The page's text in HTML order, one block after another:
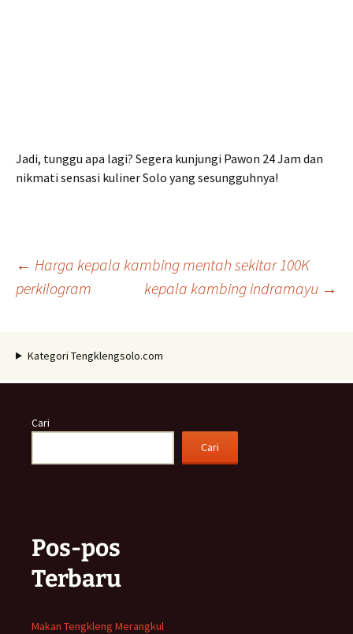
Jadi, tunggu apa lagi? Segera kunjungi Pawon 24 Jam dan
nikmati sensasi kuliner Solo yang sesungguhnya!
Navigasi
← Harga kepala kambing mentah sekitar 100K
perkilogram
kepala kambing indramayu →
Kategori Tengklengsolo.com
Cari
Cari
Pos-pos
Terbaru
Makan Tengkleng Merangkul